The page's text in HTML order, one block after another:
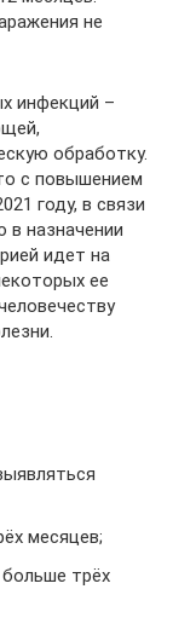
не
инфекций –
обработку.
с повышением
году, в связи
назначении
идет на
ее
месяцев;
трёх